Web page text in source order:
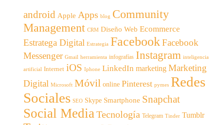
android Apple Apps blog Community
Management CRM Diseño Web Ecommerce
Estratega Digital Estrategia FacebookFacebook
Messenger Gmail herramienta infografías Instagram inteligencia
artificial Internet iOS Iphone LinkedIn marketing Marketing
Digital Microsoft Móvil online Pinterest pymes Redes
Sociales SEO Skype Smartphone Snapchat
Social Media Tecnología Telegram Tinder Tumblr